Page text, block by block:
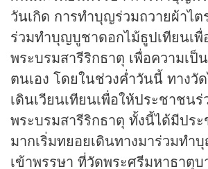
วันเกิด การทำบุญร่วมถวายผ้าไต
ร่วมทำบุญบูชาดอกไม้ธูปเทียนเพื่
พระบรมสารีริกธาตุ เพื่อความเป็
ตนเอง โดยในช่วงค่ำวันนี้ ทางวั
เดินเวียนเทียนเพื่อให้ประชาชนร่
พระบรมสารีริกธาตุ ทั้งนี้ได้มีปร
มากเริ่มทยอยเดินทางมาร่วมทำ
เข้าพรรษา ที่วัดพระศรีมหาธาตุ